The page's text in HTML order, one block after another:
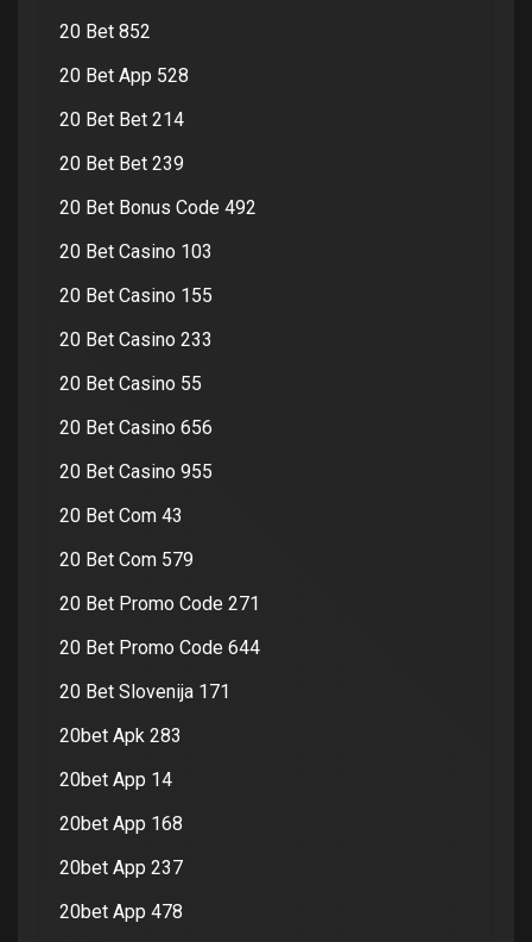
20 Bet 852
20 Bet App 528
20 Bet Bet 214
20 Bet Bet 239
20 Bet Bonus Code 492
20 Bet Casino 103
20 Bet Casino 155
20 Bet Casino 233
20 Bet Casino 55
20 Bet Casino 656
20 Bet Casino 955
20 Bet Com 43
20 Bet Com 579
20 Bet Promo Code 271
20 Bet Promo Code 644
20 Bet Slovenija 171
20bet Apk 283
20bet App 14
20bet App 168
20bet App 237
20bet App 478